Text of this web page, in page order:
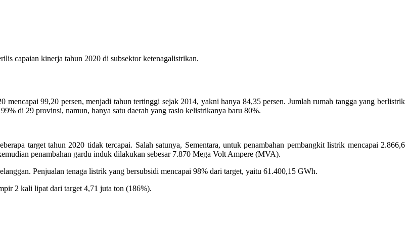
capaian kinerja tahun 2020 di subsektor ketenagalistrikan.
99,20 persen, menjadi tahun tertinggi sejak 2014, yakni hanya 84,35 persen. Jumlah rumah tangga yang berlistrik
di 29 provinsi, namun, hanya satu daerah yang rasio kelistrikanya baru 80%.
target tahun 2020 tidak tercapai. Salah satunya, Sementara, untuk penambahan pembangkit listrik mencapai 2.866,6
penambahan gardu induk dilakukan sebesar 7.870 Mega Volt Ampere (MVA).
Penjualan tenaga listrik yang bersubsidi mencapai 98% dari target, yaitu 61.400,15 GWh.
2 kali lipat dari target 4,71 juta ton (186%).